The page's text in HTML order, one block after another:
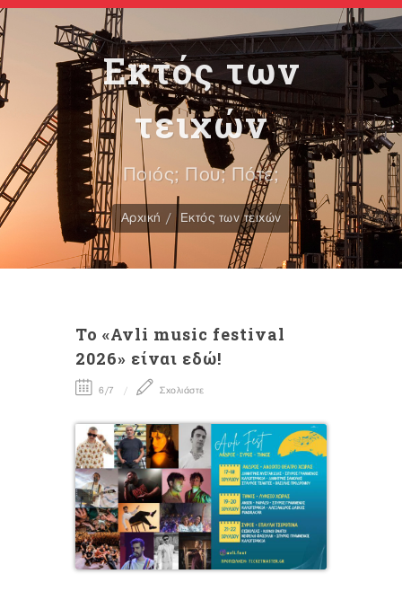
Εκτός των
τειχών
Ποιός; Που; Πότε;
Αρχική Εκτός των τειχών
To «Avli music festival
2026» είναι εδώ!
6/7 Σχολιάστε